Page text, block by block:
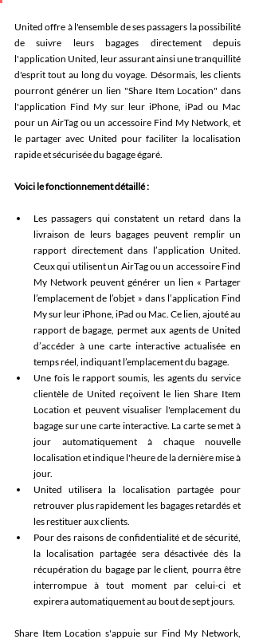
United offre à l'ensemble de ses passagers la possibilité
de suivre leurs bagages directement depuis
l'application United, leur assurant ainsi une tranquillité
d'esprit tout au long du voyage. Désormais, les clients
pourront générer un lien "Share Item Location" dans
l'application Find My sur leur iPhone, iPad ou Mac
pour un AirTag ou un accessoire Find My Network, et
le partager avec United pour faciliter la localisation
rapide et sécurisée du bagage égaré.
Voici le fonctionnement détaillé :
Les passagers qui constatent un retard dans la
livraison de leurs bagages peuvent remplir un
rapport directement dans l’application United.
Ceux qui utilisent un AirTag ou un accessoire Find
My Network peuvent générer un lien « Partager
l’emplacement de l’objet » dans l’application Find
My sur leur iPhone, iPad ou Mac. Ce lien, ajouté au
rapport de bagage, permet aux agents de United
d’accéder à une carte interactive actualisée en
temps réel, indiquant l’emplacement du bagage.
Une fois le rapport soumis, les agents du service
clientèle de United reçoivent le lien Share Item
Location et peuvent visualiser l'emplacement du
bagage sur une carte interactive. La carte se met à
jour automatiquement à chaque nouvelle
localisation et indique l'heure de la dernière mise à
jour.
United utilisera la localisation partagée pour
retrouver plus rapidement les bagages retardés et
les restituer aux clients.
Pour des raisons de confidentialité et de sécurité,
la localisation partagée sera désactivée dès la
récupération du bagage par le client, pourra être
interrompue à tout moment par celui-ci et
expirera automatiquement au bout de sept jours.
Share Item Location s'appuie sur Find My Network,